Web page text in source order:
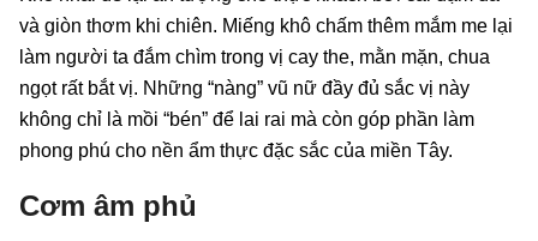
và giòn thơm khi chiên. Miếng khô chấm thêm mắm me lại
làm người ta đắm chìm trong vị cay the, mằn mặn, chua
ngọt rất bắt vị. Những “nàng” vũ nữ đầy đủ sắc vị này
không chỉ là mồi “bén” để lai rai mà còn góp phần làm
phong phú cho nền ẩm thực đặc sắc của miền Tây.
Cơm âm phủ